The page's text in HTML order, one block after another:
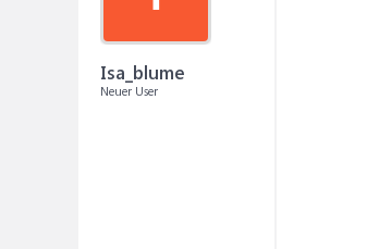
Isa_blume
Neuer User